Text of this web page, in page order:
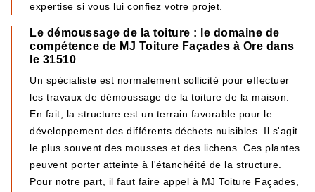
expertise si vous lui confiez votre projet.
Le démoussage de la toiture : le domaine de
compétence de MJ Toiture Façades à Ore dans
le 31510
Un spécialiste est normalement sollicité pour effectuer
les travaux de démoussage de la toiture de la maison.
En fait, la structure est un terrain favorable pour le
développement des différents déchets nuisibles. Il s'agit
le plus souvent des mousses et des lichens. Ces plantes
peuvent porter atteinte à l'étanchéité de la structure.
Pour notre part, il faut faire appel à MJ Toiture Façades,